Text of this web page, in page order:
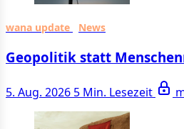
wana update News
Geopolitik statt
5. Aug. 2026 5 Min. Lesezeit